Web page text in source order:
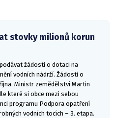
stovky milionů korun
žádosti o dotaci na
vodních nádrží. Žádosti o
Ministr zemědělství Martin
které si obce mezi sebou
programu Podpora opatření
vodních tocích – 3. etapa.